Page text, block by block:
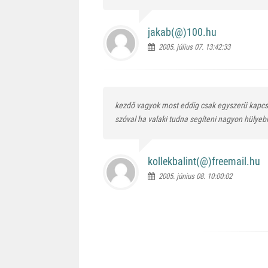
jakab(@)100.hu
2005. július 07. 13:42:33
kezdő vagyok most eddig csak egyszerü
szóval ha valaki tudna segíteni nagyon
kollekbalint(@)freemail.hu
2005. június 08. 10:00:02